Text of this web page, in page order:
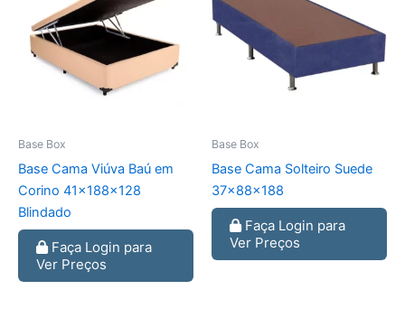
Base Box
Base Cama Viúva Baú em
Corino 41x188x128
Blindado
Faça Login para
Ver Preços
Base Box
Base Cama Solteiro Suede
37x88x188
Faça Login para
Ver Preços